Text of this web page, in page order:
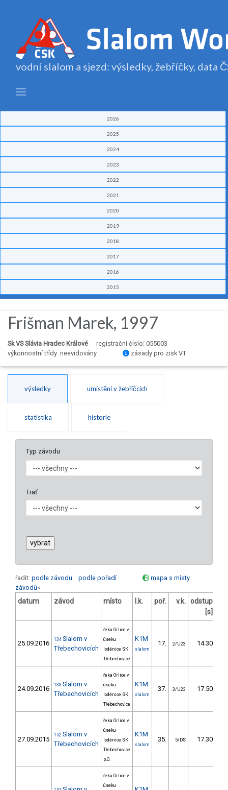
vodní slalom a sjezd: výsledky, žebříčky, data
2026
2025
2024
2023
2022
2021
2020
2019
2018
2017
2016
2015
Frišman Marek, 1997
Sk VS Slávia Hradec Králové
registrační číslo: 055003
výkonnostní třídy neevidovány
zásady pro zisk VT
výsledky umístění v žebříčcích
statistika historie
Typ závodu
Trať
řadit: podle závodu podle pořadí
mapa s místy
závodů<
datum závod místo l.k. poř. v.k. odstup
[s]
25.09.2016 134 Slalom v
Třebechovicích
řeka Orlice v
úseku
loděnice SK
Třebechovice
K1M
slalom
17. 2/U23 14.30
24.09.2016 133 Slalom v
Třebechovicích
řeka Orlice v
úseku
loděnice SK
Třebechovice
K1M
slalom
37. 3/U23 17.50
27.09.2015
152 Slalom v
Třebechovicích
řeka Orlice v
úseku
loděnice SK
Třebechovice
p.O.
K1M
slalom
35. 5/DS 17.30
řeka Orlice v
úseku